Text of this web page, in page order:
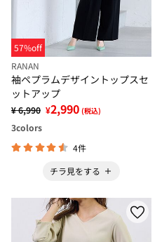
57%off
RANAN
袖ペプラムデザイントップスセ
ットアップ
¥ 6,990 ¥2,990 (税込)
3colors
4件
チラ見をする